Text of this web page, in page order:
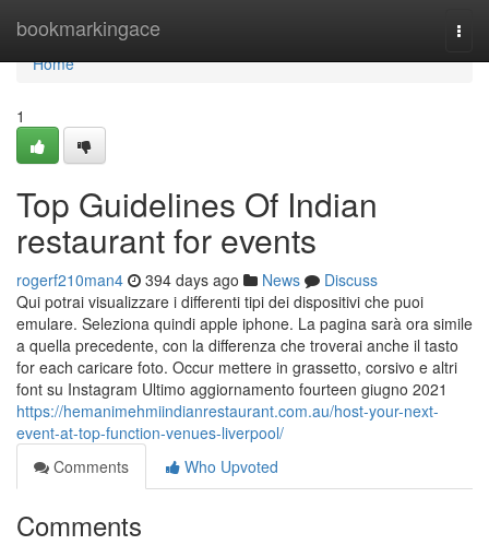
bookmarkingace
Home
Home
1
Top Guidelines Of Indian
restaurant for events
rogerf210man4 394 days ago News
Discuss
Qui potrai visualizzare i differenti tipi dei dispositivi che puoi
emulare. Seleziona quindi apple iphone. La pagina sarà ora simile
a quella precedente, con la differenza che troverai anche il tasto
for each caricare foto. Occur mettere in grassetto, corsivo e altri
font su Instagram Ultimo aggiornamento fourteen giugno 2021
https://hemanimehmiindianrestaurant.com.au/host-your-next-
event-at-top-function-venues-liverpool/
Comments
Who Upvoted
Comments